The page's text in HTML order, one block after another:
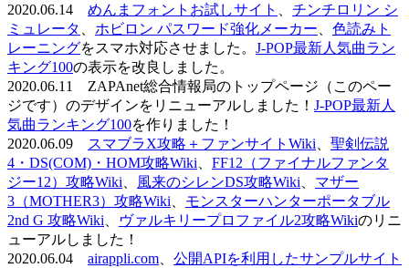
2020.06.14 めんまフォントお試しサイト
チンチロリン シ
ミュレータ
ホビロン パスワード強化メーカー
色読みト
レーニングをスマホ対応させました。 J-POP最新人気曲ラン
キング100の表示を改良しました。
2020.06.11 ZAPAnet総合情報局のトップページ（このペー
ジです）のデザインをリニューアルしました！ J-POP最新人
気曲ランキング100を作りました！
2020.06.09
スマブラX攻略＋ファンサイトWiki
聖剣伝説
4・DS(COM)・HOM攻略Wiki
FF12（ファイナルファンタ
ジー12）攻略Wiki
風来のシレンDS攻略Wiki
マザー
3（MOTHER3）攻略Wiki
モンスターハンターポータブル
2nd G 攻略Wiki
ヴァルキリープロファイル2攻略Wikiのリニ
ューアルしました！
2020.06.04 airappli.com
公開APIを利用したサンプルサイト